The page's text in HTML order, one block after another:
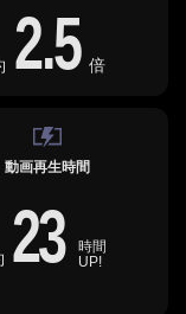
2.5 倍
動画再生時間
23
時間
UP!